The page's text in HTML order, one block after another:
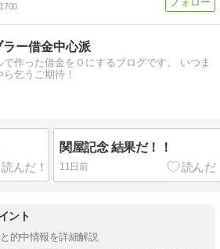
1700
ラー借金中心派
で作った借金を０にするブログです。 いつま
乞うご期待！
関屋記念 結果だ！！
11日前
ント
的中情報を詳細解説